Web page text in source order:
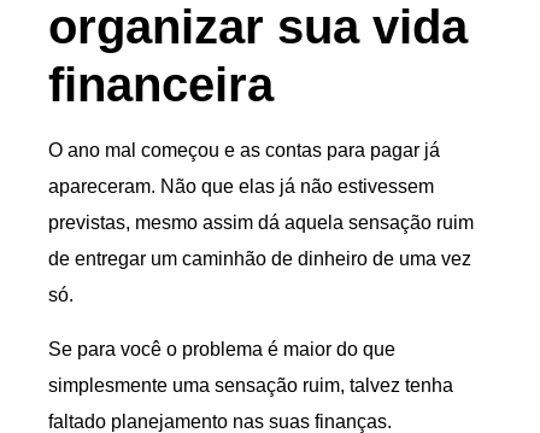
organizar sua vida
financeira
O ano mal começou e as contas para pagar já
apareceram. Não que elas já não estivessem
previstas, mesmo assim dá aquela sensação ruim
de entregar um caminhão de dinheiro de uma vez
só.
Se para você o problema é maior do que
simplesmente uma sensação ruim, talvez tenha
faltado planejamento nas suas finanças.